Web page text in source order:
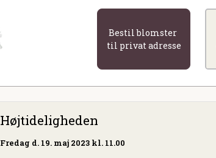
Bestil blomster
til privat adresse
Højtideligheden
Fredag d. 19. maj 2023 kl. 11.00